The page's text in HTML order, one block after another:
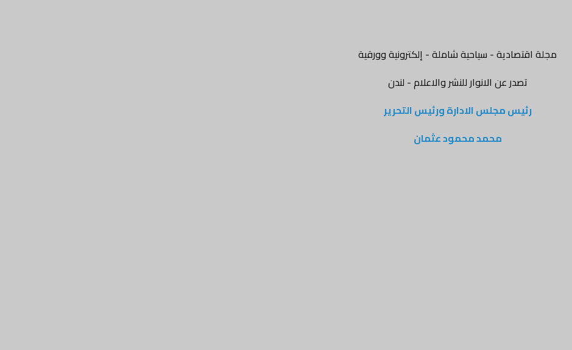
مجلة اقتصادية - سياحية شاملة - إلكترونية وورقية
تصدر عن الانوار للنشر والاعلام - لندن
رئيس مجلس الادارة ورئيس التحرير
محمد محمود عثمان